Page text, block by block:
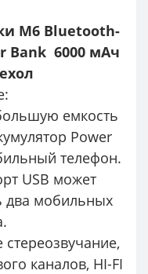
M6 Bluetooth-
Bank 6000 мАч
емкость
Power
телефон.
USB может
два мобильных
каналов, HI-FI